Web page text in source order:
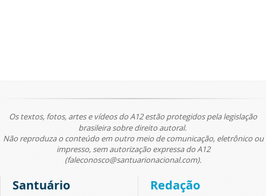
Os textos, fotos, artes e vídeos do A12 estão protegidos pela legislação
brasileira sobre direito autoral.
Não reproduza o conteúdo em outro meio de comunicação, eletrônico ou
impresso, sem autorização expressa do A12
(faleconosco@santuarionacional.com).
Santuário Redação